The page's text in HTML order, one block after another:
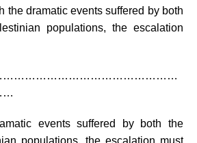
the dramatic events suffered by both
populations, the escalation
events suffered by both the
populations, the escalation must